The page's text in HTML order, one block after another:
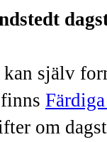
kan själv
om